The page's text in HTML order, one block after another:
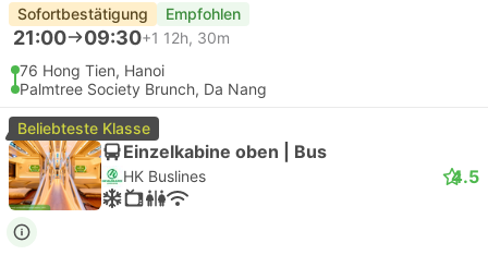
Sofortbestätigung Empfohlen
21:00 09:30+1 12h, 30m
76 Hong Tien, Hanoi
Palmtree Society Brunch, Da Nang
Beliebteste Klasse
Einzelkabine oben | Bus
HK Buslines 4.5